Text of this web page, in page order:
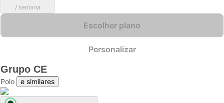
/ semana
Escolher plano
Personalizar
Grupo CE
Polo e similares